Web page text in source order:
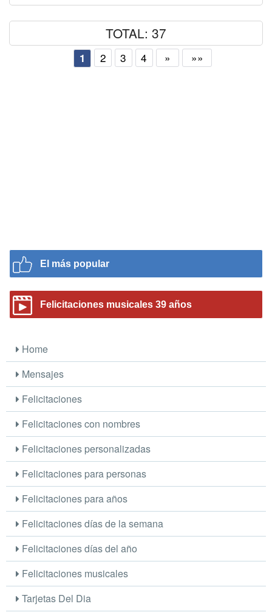
TOTAL: 37
1 2 3 4 » »»
El más popular
Felicitaciones musicales 39 años
Home
Mensajes
Felicitaciones
Felicitaciones con nombres
Felicitaciones personalizadas
Felicitaciones para personas
Felicitaciones para años
Felicitaciones días de la semana
Felicitaciones días del año
Felicitaciones musicales
Tarjetas Del Dia